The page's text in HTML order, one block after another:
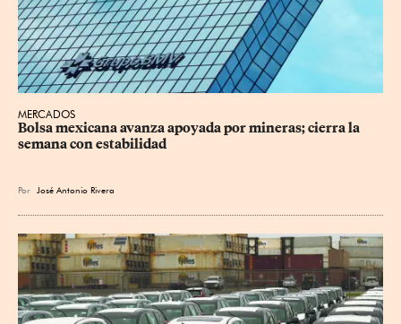
MERCADOS
Bolsa mexicana avanza apoyada por mineras; cierra la
semana con estabilidad
Por José Antonio Rivera